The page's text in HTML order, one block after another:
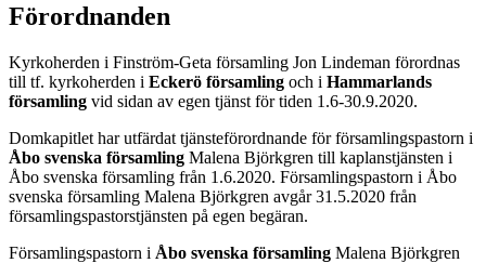
Förordnanden
Kyrkoherden i Finström-Geta församling Jon Lindeman förordnas
till tf. kyrkoherden i Eckerö församling och i Hammarlands
församling vid sidan av egen tjänst för tiden 1.6-30.9.2020.
Domkapitlet har utfärdat tjänsteförordnande för församlingspastorn i
Åbo svenska församling Malena Björkgren till kaplanstjänsten i
Åbo svenska församling från 1.6.2020. Församlingspastorn i Åbo
svenska församling Malena Björkgren avgår 31.5.2020 från
församlingspastorstjänsten på egen begäran.
Församlingspastorn i Åbo svenska församling Malena Björkgren